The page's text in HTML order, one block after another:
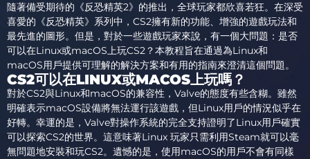
隨著備受期待的《反恐精英2》的推出，全球玩家都欣喜若狂。在深受
喜愛的《反恐精英》系列中，CS2擁有新的功能、增強的遊戲玩法和
最先進的圖形。但是，對於一些遊戲玩家來說，有一個大問題：是否
可以在Linux或macOS上玩CS2？本教程旨在通過為Linux和
macOS用戶提供可理解的解決方案和有用的指南來澄清這個問題。
CS2可以在LINUX或MACOS上玩嗎？
對於CS2與Linux和macOS的兼容性，Valve的態度有些含糊。雖然
明確表示macOS設備將無法運行該遊戲，但Linux用戶的情況似乎在
好轉。幸運的是，Valve對操作系統的完全支持證明了Linux用戶確實
可以探索CS2的世界。這意味著Linux 玩家只需利用Steam就可以毫
無問題地安裝和玩CS2。遺憾的是，使用macOS的用戶不會有同樣